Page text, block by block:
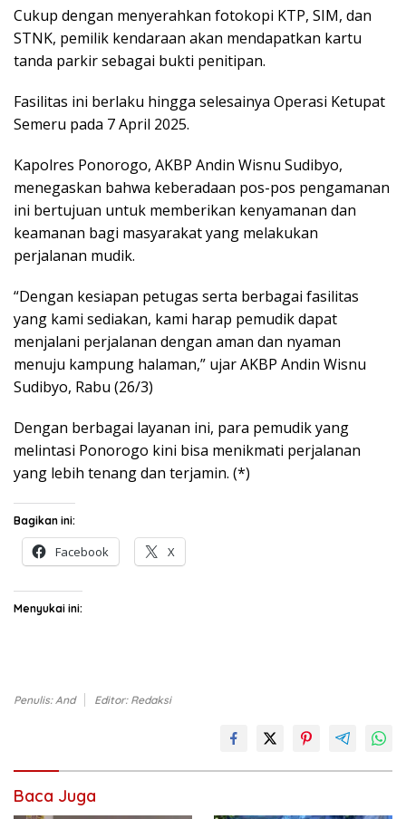
Cukup dengan menyerahkan fotokopi KTP, SIM, dan
STNK, pemilik kendaraan akan mendapatkan kartu
tanda parkir sebagai bukti penitipan.
Fasilitas ini berlaku hingga selesainya Operasi Ketupat
Semeru pada 7 April 2025.
Kapolres Ponorogo, AKBP Andin Wisnu Sudibyo,
menegaskan bahwa keberadaan pos-pos pengamanan
ini bertujuan untuk memberikan kenyamanan dan
keamanan bagi masyarakat yang melakukan
perjalanan mudik.
“Dengan kesiapan petugas serta berbagai fasilitas
yang kami sediakan, kami harap pemudik dapat
menjalani perjalanan dengan aman dan nyaman
menuju kampung halaman,” ujar AKBP Andin Wisnu
Sudibyo, Rabu (26/3)
Dengan berbagai layanan ini, para pemudik yang
melintasi Ponorogo kini bisa menikmati perjalanan
yang lebih tenang dan terjamin. (*)
Bagikan ini:
Facebook X
Menyukai ini:
Penulis: And Editor: Redaksi
Baca Juga